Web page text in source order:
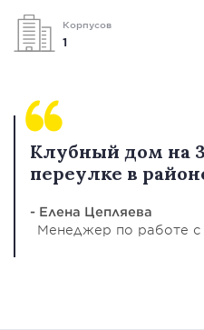
Корпусов
1
Клубный дом на
переулке в
- Елена Цепляева
Менеджер по работе с